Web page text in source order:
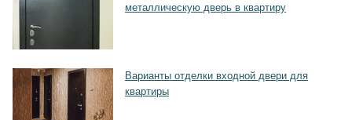
металлическую дверь в квартиру
Варианты отделки входной двери для
квартиры